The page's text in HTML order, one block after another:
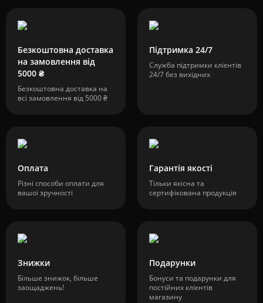
Безкоштовна доставка
на замовлення від
5000 ₴
Безкоштовна доставка на
всі замовлення від 5000 ₴
Підтримка 24/7
Служба підтримки клієнтів
24/7 без вихідних
Оплата
Різні способи оплати для
вашої зручності
Гарантія якості
Тільки якісна та
сертифікована продукція
Знижки
Більше знижок, більше
заощаджень!
Подарунки
Бонуси та подарунки для
постійних клієнтів
магазину